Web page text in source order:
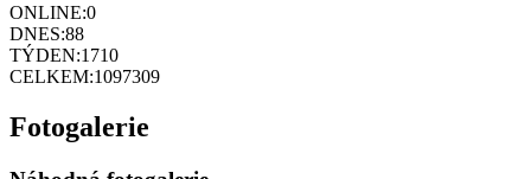
ONLINE:0
DNES:88
TÝDEN:1710
CELKEM:1097309
Fotogalerie